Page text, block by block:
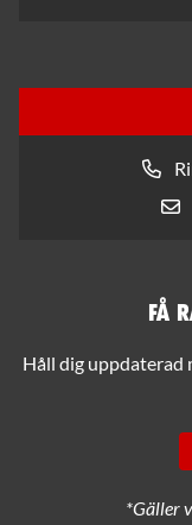
Få
Håll dig uppdaterad
*Gäller